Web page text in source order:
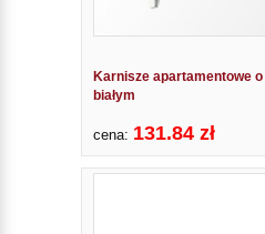
Karnisze apartamentowe
białym
cena: 131.84 zł